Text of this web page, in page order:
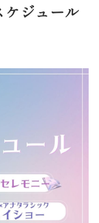
ケジュール